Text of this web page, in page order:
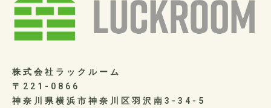
株式会社ラックルーム
〒221-0866
神奈川県横浜市神奈川区羽沢南3-34-5